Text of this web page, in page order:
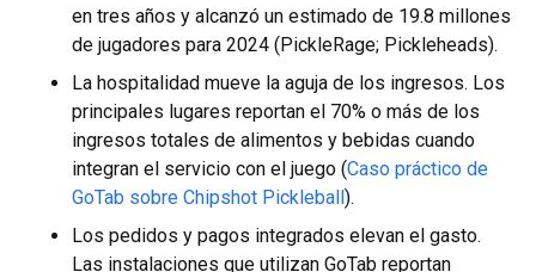
en tres años y alcanzó un estimado de 19.8 millones
de jugadores para 2024 (PickleRage; Pickleheads).
La hospitalidad mueve la aguja de los ingresos. Los
principales lugares reportan el 70% o más de los
ingresos totales de alimentos y bebidas cuando
integran el servicio con el juego (Caso práctico de
GoTab sobre Chipshot Pickleball).
Los pedidos y pagos integrados elevan el gasto.
Las instalaciones que utilizan GoTab reportan